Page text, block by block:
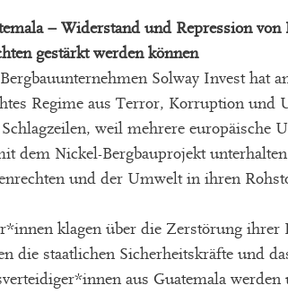
– Widerstand und Repression
gestärkt werden können
Solway Invest hat
Regime aus Terror, Korruption und
weil mehrere europäische
dem Nickel-Bergbauprojekt
und der Umwelt in ihren
klagen über die Zerstörung ihrer
die staatlichen Sicherheitskräfte und
aus Guatemala